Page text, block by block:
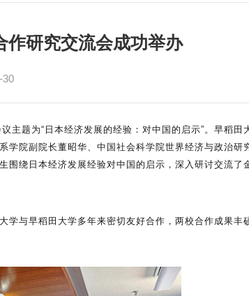
作研究交流会成功举办
30
题为“日本经济发展的经验：对中国的启示”。早稻田
院副院长董昭华、中国社会科学院世界经济与政治研
绕日本经济发展经验对中国的启示，深入研讨交流了
与早稻田大学多年来密切友好合作，两校合作成果丰